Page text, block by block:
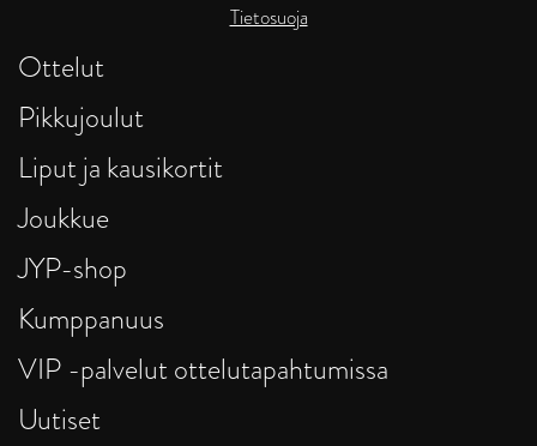
Tietosuoja
Ottelut
Pikkujoulut
Liput ja kausikortit
Joukkue
JYP-shop
Kumppanuus
VIP -palvelut ottelutapahtumissa
Uutiset